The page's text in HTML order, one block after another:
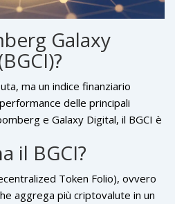
Galaxy
ma un indice finanziario
delle principali
e Galaxy Digital, il BGCI è
il BGCI?
Token Folio), ovvero
aggrega più criptovalute in un